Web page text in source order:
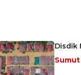
Disdik
Sumut